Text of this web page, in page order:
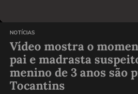
NOTÍCIAS
Vídeo mostra o
pai e madrasta
menino de 3 anos são
Tocantins